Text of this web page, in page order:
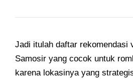
Jadi itulah daftar rekomendasi
Samosir yang cocok untuk
karena lokasinya yang